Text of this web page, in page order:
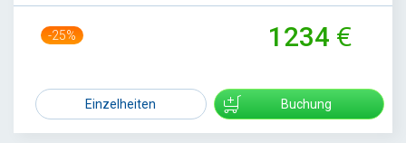
-25% 1234
Einzelheiten Buchung